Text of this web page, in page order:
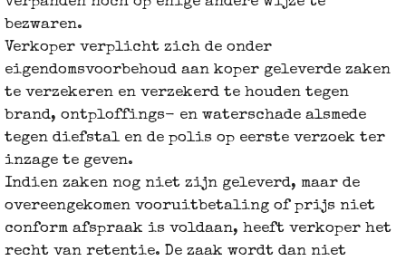
bezwaren.
Verkoper verplicht zich de onder
eigendomsvoorbehoud aan koper geleverde zaken
te verzekeren en verzekerd te houden tegen
brand, ontploffings- en waterschade alsmede
tegen diefstal en de polis op eerste verzoek ter
inzage te geven.
Indien zaken nog niet zijn geleverd, maar de
overeengekomen vooruitbetaling of prijs niet
conform afspraak is voldaan, heeft verkoper het
recht van retentie. De zaak wordt dan niet